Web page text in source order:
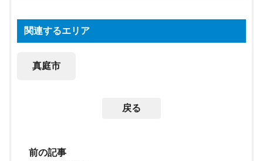
関連するエリア
真庭市
戻る
前の記事